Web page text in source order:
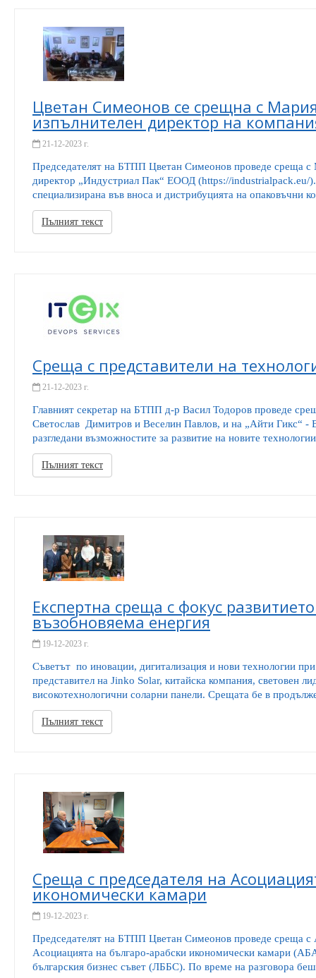
Цветан Симеонов се срещна с
изпълнителен директор на
21-12-2023 г.
Председателят на БТПП Цветан Симеонов проведе среща с
директор „Индустриал Пак“ ЕООД (https://industrialpack.eu/
специализирана във вноса и дистрибуцията на опаковъчни
Пълният текст
Среща с представители на
21-12-2023 г.
Главният секретар на БТПП д-р Васил Тодоров проведе
Светослав Димитров и Веселин Павлов, и на „Айти Гикс“ -
разгледани възможностите за развитие на новите
Пълният текст
Експертна среща с фокус
възобновяема енергия
19-12-2023 г.
Съветът по иновации, дигитализация и нови технологии
представител на Jinko Solar, китайска компания, световен
високотехнологични соларни панели. Срещата бе в
Пълният текст
Среща с председателя на
икономически камари
19-12-2023 г.
Председателят на БТПП Цветан Симеонов проведе среща с
Асоциацията на българо-арабски икономически камари
българския бизнес съвет (ЛББС). По време на разговора